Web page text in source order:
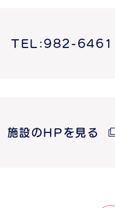
TEL:982-6461
施設のHPを見る